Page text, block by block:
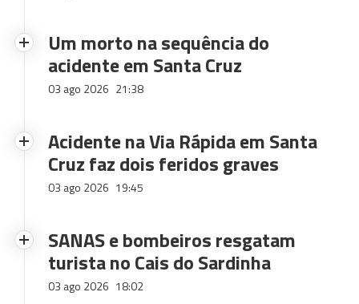
Um morto na sequência do
acidente em Santa Cruz
03 ago 2026 21:38
Acidente na Via Rápida em Santa
Cruz faz dois feridos graves
03 ago 2026 19:45
SANAS e bombeiros resgatam
turista no Cais do Sardinha
03 ago 2026 18:02